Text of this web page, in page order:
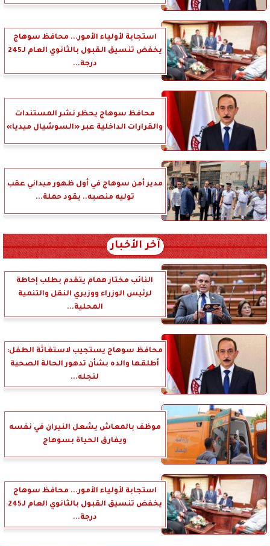
استجابة لأولياء الأمور... محافظ سوهاج
يخفض تنسيق القبول بالثانوي العام لـ245
درجة...
محافظ سوهاج يحظر نشر المستندات
والقرارات الداخلية عبر «السوشيال ميديا»
مدير أمن سوهاج في أول ظهور ميداني عقب
توليه منصبه.. يقود حملة...
آخر الأخبار
النائب مختار همام يتقدم بطلب إحاطة
لرئيس الوزراء ووزيري النقل والتنمية
المحلية...
محافظ سوهاج يستجيب لاستغاثة الطفل:
أطلقها والده بشأن تدهور الحالة الصحية
لنجله...
موظف بالمعاش يشعل النيران في نفسه
ويفارق الحياة بسوهاج
استجابة لأولياء الأمور... محافظ سوهاج
يخفض تنسيق القبول بالثانوي العام لـ245
درجة...